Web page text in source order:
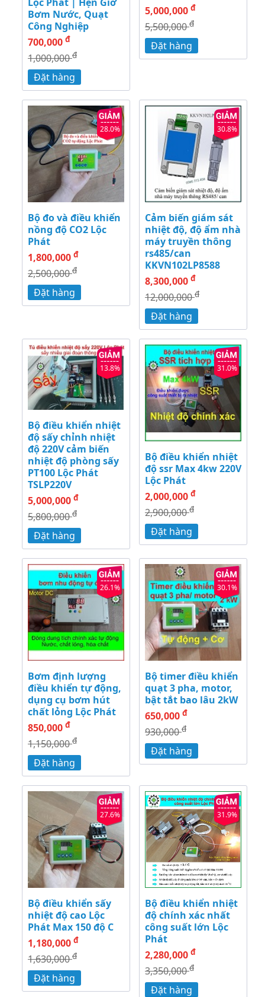
Bơm Nước, Quạt
Công Nghiệp
700,000 đ
1,000,000đ
Đặt hàng
5,000,000 đ
5,500,000đ
Đặt hàng
28.0%
Bộ đo và điều khiển
nồng độ CO2 Lộc
Phát
1,800,000 đ
2,500,000đ
Đặt hàng
30.8%
Cảm biến giám sát
nhiệt độ, độ ẩm nhà
máy truyền thông
rs485/can
KKVN102LP8588
8,300,000 đ
12,000,000đ
Đặt hàng
13.8%
Bộ điều khiển nhiệt
độ sấy chỉnh nhiệt
độ 220V cảm biến
nhiệt độ phòng sấy
PT100 Lộc Phát
TSLP220V
5,000,000 đ
5,800,000đ
Đặt hàng
31.0%
Bộ điều khiển nhiệt
độ ssr Max 4kw 220V
Lộc Phát
2,000,000 đ
2,900,000đ
Đặt hàng
26.1%
Bơm định lượng
điều khiển tự động,
dụng cụ bơm hút
chất lỏng Lộc Phát
850,000 đ
1,150,000đ
Đặt hàng
30.1%
Bộ timer điều khiển
quạt 3 pha, motor,
bật tắt bao lâu 2kW
650,000 đ
930,000đ
Đặt hàng
27.6%
Bộ điều khiển sấy
nhiệt độ cao Lộc
Phát Max 150 độ C
1,180,000 đ
1,630,000đ
Đặt hàng
31.9%
Bộ điều khiển nhiệt
độ chính xác nhất
công suất lớn Lộc
Phát
2,280,000 đ
3,350,000đ
Đặt hàng